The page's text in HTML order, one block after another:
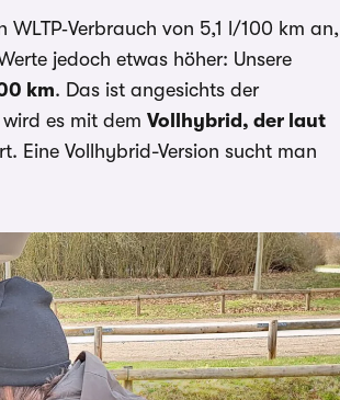
von 5,1 l/100 km an,
jedoch etwas höher: Unsere
km. Das ist angesichts der
es mit dem Vollhybrid, der laut
Eine Vollhybrid-Version sucht man